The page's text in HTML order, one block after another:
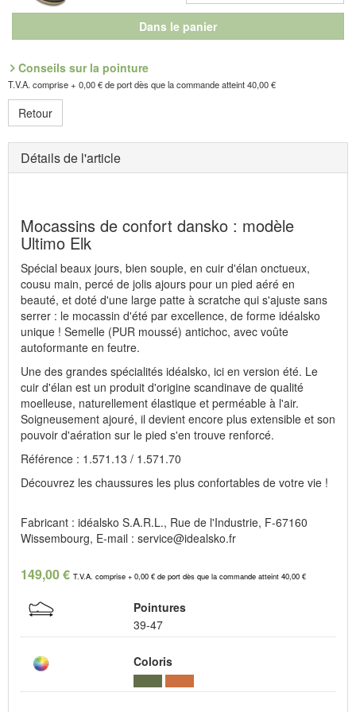
Dans le panier
Conseils sur la pointure
T.V.A. comprise + 0,00 € de port dès que la commande atteint 40,00 €
Retour
Détails de l'article
Mocassins de confort dansko : modèle
Ultimo Elk
Spécial beaux jours, bien souple, en cuir d'élan onctueux,
cousu main, percé de jolis ajours pour un pied aéré en
beauté, et doté d'une large patte à scratche qui s'ajuste sans
serrer : le mocassin d'été par excellence, de forme idéalsko
unique ! Semelle (PUR moussé) antichoc, avec voûte
autoformante en feutre.
Une des grandes spécialités idéalsko, ici en version été. Le
cuir d'élan est un produit d'origine scandinave de qualité
moelleuse, naturellement élastique et perméable à l'air.
Soigneusement ajouré, il devient encore plus extensible et son
pouvoir d'aération sur le pied s'en trouve renforcé.
Référence : 1.571.13 / 1.571.70
Découvrez les chaussures les plus confortables de votre vie !
Fabricant : idéalsko S.A.R.L., Rue de l'Industrie, F-67160
Wissembourg, E-mail : service@idealsko.fr
149,00 € T.V.A. comprise + 0,00 € de port dès que la commande atteint 40,00 €
Pointures
39-47
Coloris